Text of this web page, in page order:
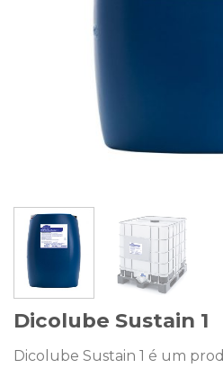
Dicolube Sustain 1
Dicolube Sustain 1 é um